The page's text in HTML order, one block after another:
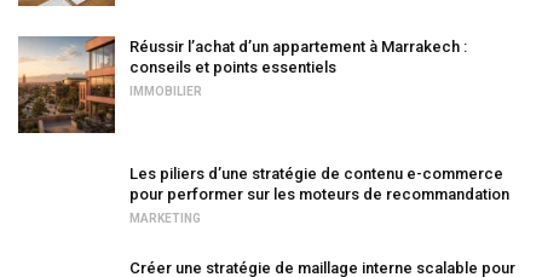
Réussir l’achat d’un appartement à Marrakech :
conseils et points essentiels
IMMOBILIER
Les piliers d’une stratégie de contenu e-commerce
pour performer sur les moteurs de recommandation
MARKETING
Créer une stratégie de maillage interne scalable pour